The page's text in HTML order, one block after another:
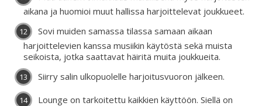
aikana ja huomioi muut hallissa harjoittelevat joukkueet.
Sovi muiden samassa tilassa samaan aikaan
harjoittelevien kanssa musiikin käytöstä sekä muista
seikoista, jotka saattavat häiritä muita joukkueita.
Siirry salin ulkopuolelle harjoitusvuoron jälkeen.
Lounge on tarkoitettu kaikkien käyttöön. Siellä on